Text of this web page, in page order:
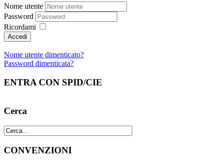
Nome utente
Password
Ricordami
Nome utente dimenticato?
Password dimenticata?
ENTRA CON SPID/CIE
Cerca
CONVENZIONI